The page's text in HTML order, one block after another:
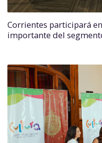
Corrientes participará
importante del